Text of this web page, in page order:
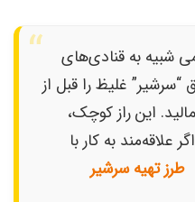
شبیه به قنادی‌های
غلیظ را قبل از
این راز کوچک،
به کار با
طرز تهیه سرشیر